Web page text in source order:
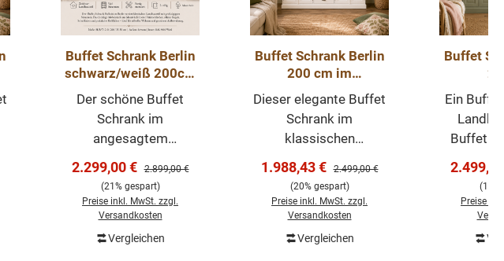
Buffet Schrank Berlin
schwarz/weiß 200cm
- Landhaus Möbel
Der schöne Buffet
Schrank im
angesagtem
hochwertiges und
zeitloses Möbelstück,
welches überall in
Ihrem Haus einen
Verkaufspreis:
2.299,00 € Regulärer Preis:
2.899,00 €
(21% gespart)
Preise inkl. MwSt. zzgl.
Versandkosten
Vergleichen
In den Warenkorb
Buffet Schrank Berlin
200 cm im
Landhausstil – weiß
200 cm
Dieser elegante Buffet
Schrank im
klassischen
echtes Highlight für
Esszimmer, Küche
oder Wohnbereich. Mit
seiner hellen weißen
Verkaufspreis:
1.988,43 € Regulärer Preis:
2.499,00 €
(20% gespart)
Preise inkl. MwSt. zzgl.
Versandkosten
Vergleichen
In den Warenkorb
Buffet
Ein
Buffet
einen
wird.
(14%
Preise